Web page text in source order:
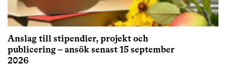
Anslag till stipendier, projekt och
publicering – ansök senast 15 september
2026